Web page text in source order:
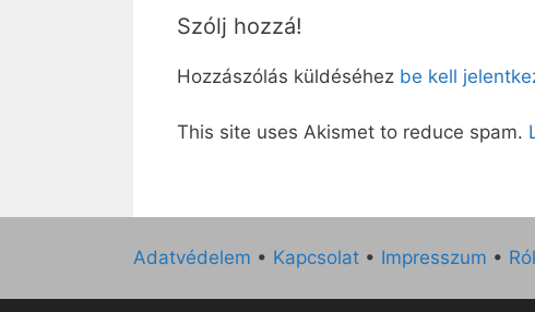
Szólj hozzá!
Hozzászólás küldéséhez be kell
This site uses Akismet to reduce spam.
Adatvédelem • Kapcsolat • Impresszum •